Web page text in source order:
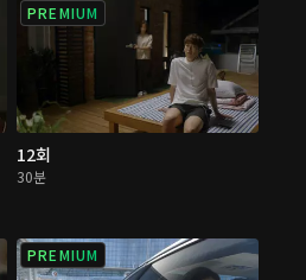
PREMIUM
12회
30분
PREMIUM